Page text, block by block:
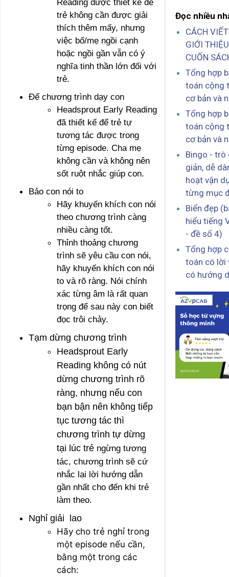
Reading được thiết kế để
trẻ không cần được giải
thích thêm mấy, nhưng
việc bố/mẹ ngồi cạnh
hoặc ngồi gần vẫn có ý
nghĩa tinh thần lớn đối với
trẻ.
Để chương trình dạy con
Headsprout Early Reading
đã thiết kế để trẻ tự
tương tác được trong
từng episode. Cha mẹ
không cần và không nên
sốt ruột nhắc giúp con.
Bảo con nói to
Hãy khuyến khích con nói
theo chương trình càng
nhiều càng tốt.
Thỉnh thoảng chương
trình sẽ yêu cầu con nói,
hãy khuyến khích con nói
to và rõ ràng. Nói chính
xác từng âm là rất quan
trọng để sau này con biết
đọc trôi chảy.
Tạm dừng chương trình
Headsprout Early
Reading không có nút
dừng chương trình rõ
ràng, nhưng nếu con
bạn bận nên không tiếp
tục tương tác thì
chương trình tự dừng
tại lúc trẻ ngừng tương
tác, chương trình sẽ cứ
nhắc lại lời hướng dẫn
gần nhất cho đến khi trẻ
làm theo.
Nghỉ giải lao
Hãy cho trẻ nghỉ trong
một episode nếu cần,
bằng một trong các
cách:
Đọc nhiều
CÁCH
GIỚI
CUỐN
Tổng hợp
toán cộng
cơ bản và
Tổng hợp
toán cộng
cơ bản và
Bingo - trò
giản, dễ
hoạt vận
từng mục
Biển đẹp
hiểu tiếng
- đề số 4)
Tổng hợp
toán có lời
có hướng